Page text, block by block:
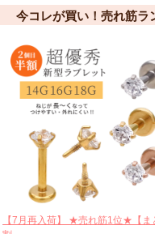
今コレが買い！売れ筋ラ
【7月再入荷】 ★売れ筋1位★【ま